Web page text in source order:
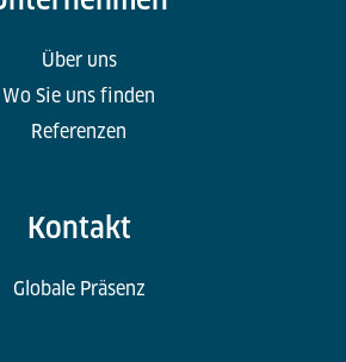
Über uns
Wo Sie uns finden
Referenzen
Kontakt
Globale Präsenz